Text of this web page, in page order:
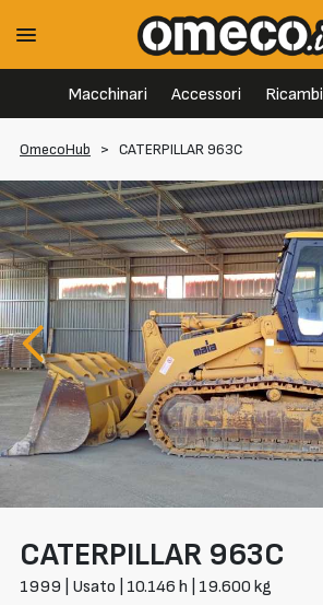
Macchinari Accessori Ricambi
OmecoHub > CATERPILLAR 963C
CATERPILLAR 963C
1999 | Usato | 10.146 h | 19.600 kg